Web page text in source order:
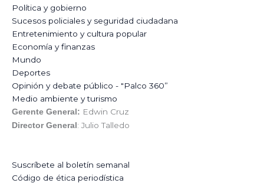
Política y gobierno
Sucesos policiales y seguridad ciudadana
Entretenimiento y cultura popular
Economía y finanzas
Mundo
Deportes
Opinión y debate público - "Palco 360”
Medio ambiente y turismo
Gerente General: Edwin Cruz
Director General : Julio Talledo
Suscríbete al boletín semanal
Código de ética periodística